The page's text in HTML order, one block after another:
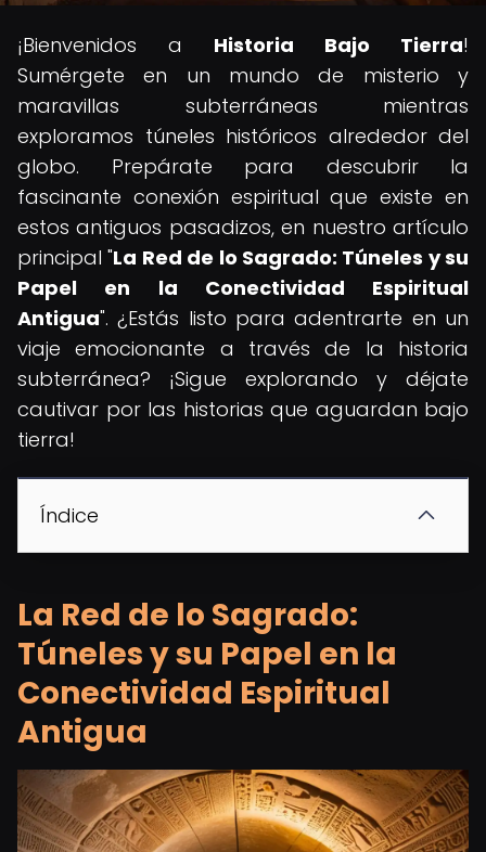
¡Bienvenidos a Historia Bajo Tierra!
Sumérgete en un mundo de misterio y
maravillas subterráneas mientras
exploramos túneles históricos alrededor del
globo. Prepárate para descubrir la
fascinante conexión espiritual que existe en
estos antiguos pasadizos, en nuestro artículo
principal "La Red de lo Sagrado: Túneles y su
Papel en la Conectividad Espiritual
Antigua". ¿Estás listo para adentrarte en un
viaje emocionante a través de la historia
subterránea? ¡Sigue explorando y déjate
cautivar por las historias que aguardan bajo
tierra!
Índice
La Red de lo Sagrado:
Túneles y su Papel en la
Conectividad Espiritual
Antigua